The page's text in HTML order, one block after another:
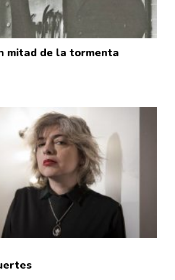
mitad de la tormenta